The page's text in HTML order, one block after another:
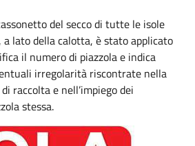
del secco di tutte le isole
a lato della calotta, è stato applicato
il numero di piazzola e indica
irregolarità riscontrate nella
raccolta e nell’impiego dei
stessa.